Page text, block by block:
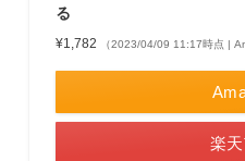
る
¥1,782 （2023/04/09 11:17時点 |
楽